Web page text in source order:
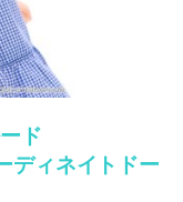
ド
ディネイトドー